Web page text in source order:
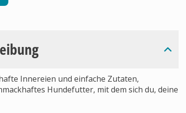
Innereien und einfache Zutaten,
Hundefutter, mit dem sich du, deine